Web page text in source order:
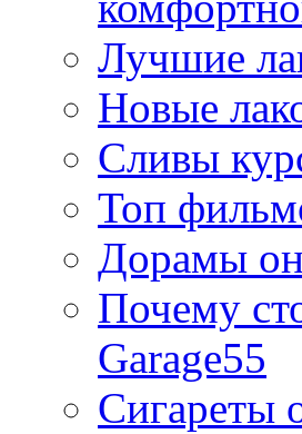
Лучшие
Новые
Сливы
Топ
Дорамы
Почему
Garage55
Сигареты